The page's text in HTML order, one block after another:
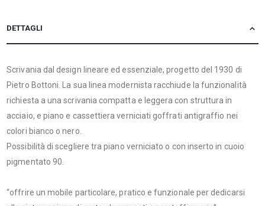
DETTAGLI
Scrivania dal design lineare ed essenziale, progetto del 1930 di
Pietro Bottoni. La sua linea modernista racchiude la funzionalità
richiesta a una scrivania compatta e leggera con struttura in
acciaio, e piano e cassettiera verniciati goffrati antigraffio nei
colori bianco o nero.
Possibilità di scegliere tra piano verniciato o con inserto in cuoio
pigmentato 90.
“offrire un mobile particolare, pratico e funzionale per dedicarsi